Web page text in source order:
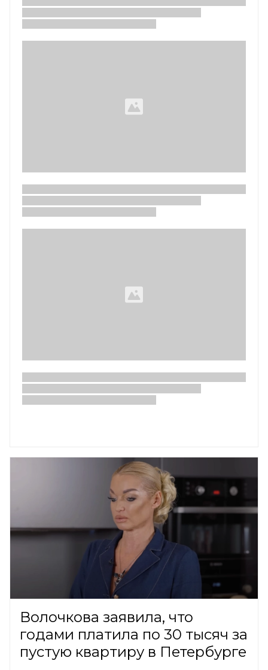
Волочкова заявила, что
годами платила по 30 тысяч за
пустую квартиру в Петербурге